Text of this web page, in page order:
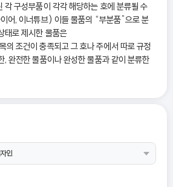
각 구성부품이 각각 해당하는 호에 분류될 수
어, 이너튜브) 이들 물품의 “부분품”으로 분
태로 제시한 물품은
의 조건이 충족되고 그 호나 주에서 따로 규정
, 완전한 물품이나 완성한 물품과 같이 분류한